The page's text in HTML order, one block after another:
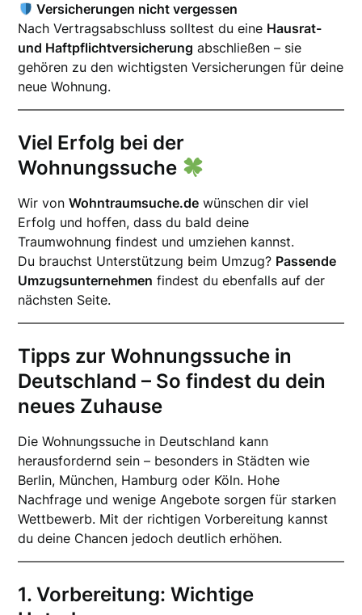
Versicherungen nicht vergessen
Nach Vertragsabschluss solltest du eine Hausrat-
und Haftpflichtversicherung abschließen – sie
gehören zu den wichtigsten Versicherungen für deine
neue Wohnung.
Viel Erfolg bei der
Wohnungssuche
Wir vonWohntraumsuche.de wünschen dir viel
Erfolg und hoffen, dass du bald deine
Traumwohnung findest und umziehen kannst.
Du brauchst Unterstützung beim Umzug? Passende
Umzugsunternehmen findest du ebenfalls auf der
nächsten Seite.
Tipps zur Wohnungssuche in
Deutschland – So findest du dein
neues Zuhause
Die Wohnungssuche in Deutschland kann
herausfordernd sein – besonders in Städten wie
Berlin, München, Hamburg oder Köln. Hohe
Nachfrage und wenige Angebote sorgen für starken
Wettbewerb. Mit der richtigen Vorbereitung kannst
du deine Chancen jedoch deutlich erhöhen.
1. Vorbereitung: Wichtige